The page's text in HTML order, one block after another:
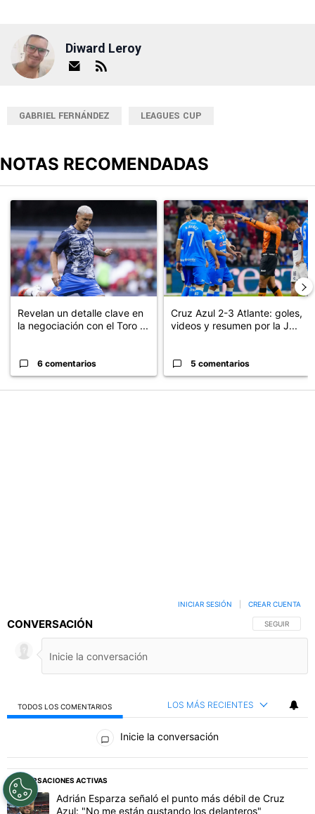
Diward Leroy
GABRIEL FERNÁNDEZ LEAGUES CUP
NOTAS RECOMENDADAS
PUBLICIDAD
Un artículo de tendencia con el título "Revelan un detalle clave
Revelan un detalle clave en
la negociación con el Toro ...
6 comentarios
Un artículo de tendencia con el
Cruz Azul 2-3 Atlante: goles,
videos y resumen por la J...
5 comentarios
CONVERSACIÓN SIGA ESTA
SEGUIR
INICIAR SESIÓN CREAR CUENTA
TODOS LOS COMENTARIOS LOS MÁS RECIENTES
Todos los comentarios
Inicie la conversación